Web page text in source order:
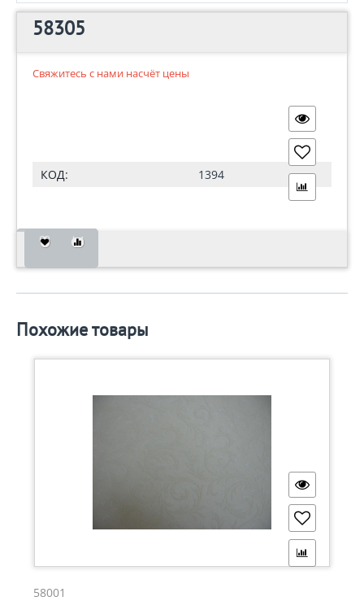
58305
Свяжитесь с нами насчёт цены
КОД: 1394
Похожие товары
58001